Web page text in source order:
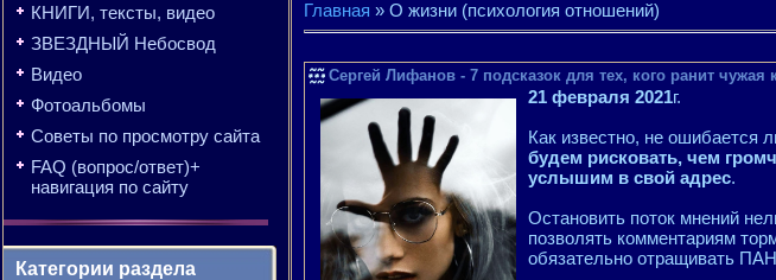
КНИГИ, тексты, видео
ЗВЕЗДНЫЙ Небосвод
Видео
Фотоальбомы
Советы по просмотру сайта
FAQ (вопрос/ответ)+
навигация по сайту
Категории раздела
Главная » О жизни (психология отношений)
Сергей Лифанов - 7 подсказок для тех, кого ранит чужая
21 февраля 2021г.
Как известно, не ошибается
будем рисковать, чем
услышим в свой адрес.
Остановить поток мнений
позволять комментариям
обязательно отращивать